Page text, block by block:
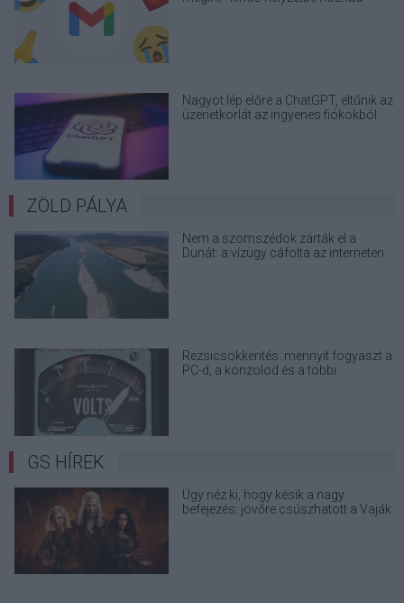
Nagyot lép előre a ChatGPT, eltűnik az
üzenetkorlát az ingyenes fiókokból
ZÖLD PÁLYA
Nem a szomszédok zárták el a
Dunát: a vízügy cáfolta az interneten
Rezsicsökkentés: mennyit fogyaszt a
PC-d, a konzolod és a többi
GS HÍREK
Úgy néz ki, hogy késik a nagy
befejezés: jövőre csúszhatott a Vaják